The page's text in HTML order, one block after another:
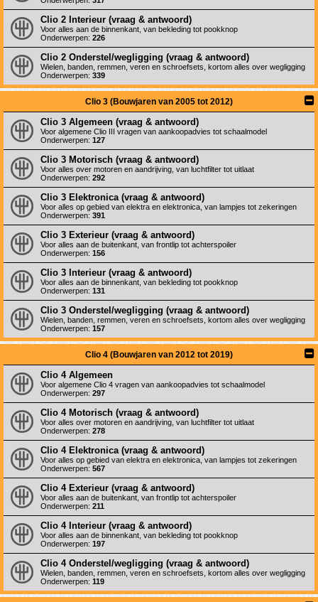
Clio 2 Interieur (vraag & antwoord)
Voor alles aan de binnenkant, van bekleding tot pookknop
Onderwerpen: 226
Clio 2 Onderstel/wegligging (vraag & antwoord)
Wielen, banden, remmen, veren en schroefsets, kortom alles over wegligging
Onderwerpen: 339
Clio 3 (Bouwjaren van 2005 tot 2012)
Clio 3 Algemeen (vraag & antwoord)
Voor algemene Clio III vragen van aankoopadvies tot schaalmodel
Onderwerpen: 127
Clio 3 Motorisch (vraag & antwoord)
Voor alles over motoren en aandrijving, van luchtfilter tot uitlaat
Onderwerpen: 292
Clio 3 Elektronica (vraag & antwoord)
Voor alles op gebied van elektra en elektronica, van lampjes tot zekeringen
Onderwerpen: 391
Clio 3 Exterieur (vraag & antwoord)
Voor alles aan de buitenkant, van frontlip tot achterspoiler
Onderwerpen: 156
Clio 3 Interieur (vraag & antwoord)
Voor alles aan de binnenkant, van bekleding tot pookknop
Onderwerpen: 131
Clio 3 Onderstel/wegligging (vraag & antwoord)
Wielen, banden, remmen, veren en schroefsets, kortom alles over wegligging
Onderwerpen: 157
Clio 4 (Bouwjaren van 2012 tot 2019)
Clio 4 Algemeen
Voor algemene Clio 4 vragen van aankoopadvies tot schaalmodel
Onderwerpen: 297
Clio 4 Motorisch (vraag & antwoord)
Voor alles over motoren en aandrijving, van luchtfilter tot uitlaat
Onderwerpen: 278
Clio 4 Elektronica (vraag & antwoord)
Voor alles op gebied van elektra en elektronica, van lampjes tot zekeringen
Onderwerpen: 567
Clio 4 Exterieur (vraag & antwoord)
Voor alles aan de buitenkant, van frontlip tot achterspoiler
Onderwerpen: 211
Clio 4 Interieur (vraag & antwoord)
Voor alles aan de binnenkant, van bekleding tot pookknop
Onderwerpen: 197
Clio 4 Onderstel/wegligging (vraag & antwoord)
Wielen, banden, remmen, veren en schroefsets, kortom alles over wegligging
Onderwerpen: 119